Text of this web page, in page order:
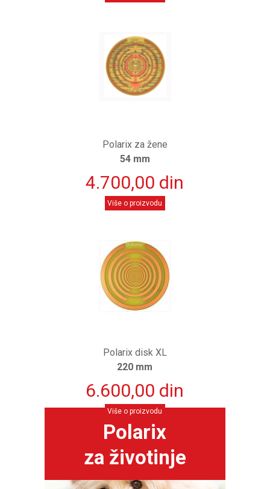
Polarix
za životinje
Polarix za žene
54 mm
4.700,00 din
Više o proizvodu
Polarix disk XL
220 mm
6.600,00 din
Više o proizvodu